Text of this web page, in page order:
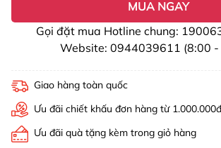
MUA NGAY
Gọi đặt mua Hotline chung:
Website: 0944039611 (8:00 -
Giao hàng toàn quốc
Ưu đãi chiết khấu đơn hàng từ 1.000.000đ
Ưu đãi quà tặng kèm trong giỏ hàng